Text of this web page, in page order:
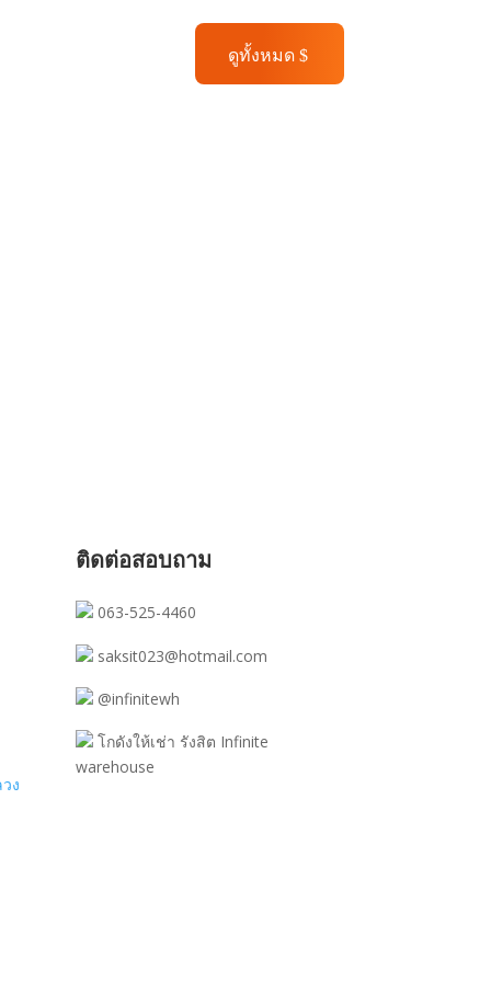
ดูทั้งหมด
ง
ติดต่อสอบถาม
063-525-4460
saksit023@hotmail.com
@infinitewh
โกดังให้เช่า รังสิต Infinite
warehouse